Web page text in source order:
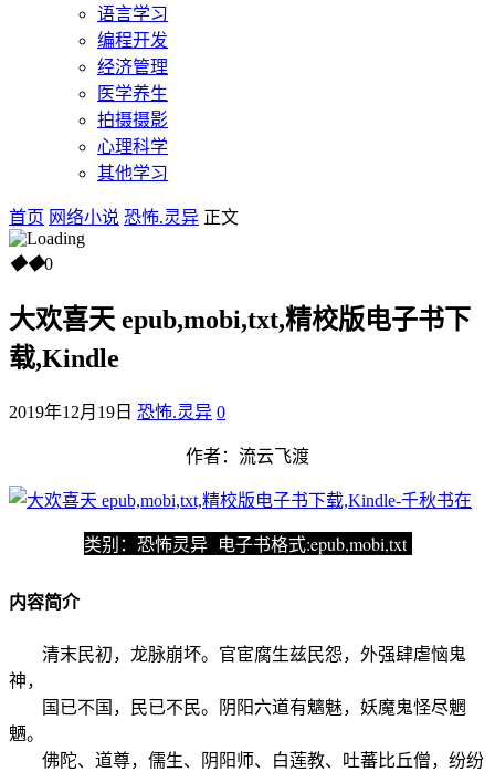
语言学习
编程开发
经济管理
医学养生
拍摄摄影
心理科学
其他学习
首页 网络小说 恐怖.灵异 正文
◆◆0
大欢喜天 epub,mobi,txt,精校版电子书下
载,Kindle
2019年12月19日 恐怖.灵异 0
作者：流云飞渡
类别：恐怖灵异 电子书格式:epub,mobi,txt
内容简介
清末民初，龙脉崩坏。官宦腐生兹民怨，外强肆虐恼鬼
神，
国已不国，民已不民。阴阳六道有魑魅，妖魔鬼怪尽魍
魉。
佛陀、道尊，儒生、阴阳师、白莲教、吐蕃比丘僧，纷纷